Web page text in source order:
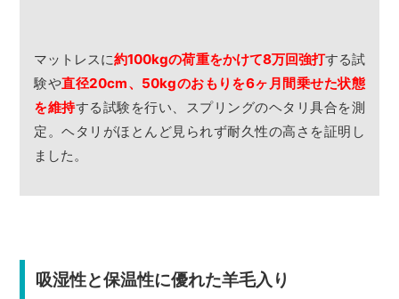
マットレスに約100kgの荷重をかけて8万回強打する試
験や直径20cm、50kgのおもりを6ヶ月間乗せた状態
を維持する試験を行い、スプリングのヘタリ具合を測
定。ヘタリがほとんど見られず耐久性の高さを証明し
ました。
吸湿性と保温性に優れた羊毛入り